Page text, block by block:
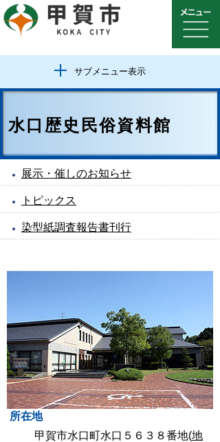
サブメニュー表示
水口歴史民俗資料館
展示・催しのお知らせ
トピックス
染型紙調査報告書刊行
所在地
甲賀市水口町水口５６３８番地(地